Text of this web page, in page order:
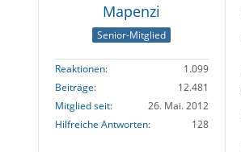
Mapenzi
Senior-Mitglied
Reaktionen
1.099
Beiträge
12.481
Mitglied seit
26. Mai. 2012
Hilfreiche Antworten
128